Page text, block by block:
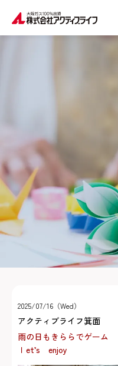
2025/07/16（Wed）
アクティブライフ箕面
雨の日もきららでゲーム
ｌet’s enjoy